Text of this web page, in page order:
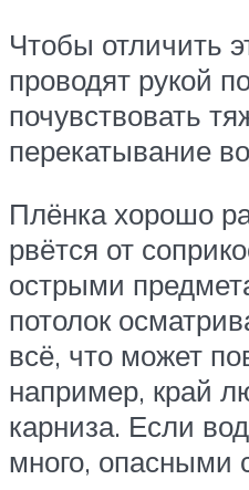
Чтобы отличить
проводят рукой
почувствовать
перекатывание
Плёнка хорошо
рвётся от
острыми
потолок
всё, что может
например, край
карниза. Если
много, опасными